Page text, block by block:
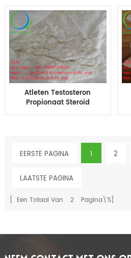
voor spieropbouw
Atleten Testosteron
Propionaat Steroid
Poeder Test P
Steroid Hormonen
bodybuilding
EERSTE PAGINA
1 2
LAATSTE PAGINA
[ Een Totaal Van 2 Pagina\'s]